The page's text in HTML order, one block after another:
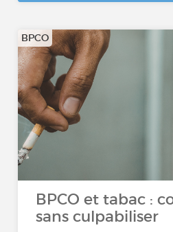
BPCO
BPCO et tabac :
sans culpabiliser